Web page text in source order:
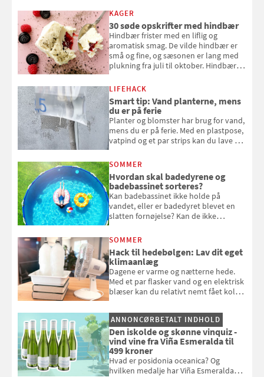
KAGER
30 søde opskrifter med hindbær
Hindbær frister med en liflig og
aromatisk smag. De vilde hindbær er
små og fine, og sæsonen er lang med
plukning fra juli til oktober. Hindbær
kan bruge dine hindbær i alt fra
bagværk og salater til is og syltning.
LIFEHACK
Smart tip: Vand planterne, mens
du er på ferie
Planter og blomster har brug for vand,
mens du er på ferie. Med en plastpose,
vatpind og et par strips kan du lave dit
at bede naboen om at vande eller
SOMMER
Hvordan skal badedyrene og
badebassinet sorteres?
Kan badebassinet ikke holde på
vandet, eller er badedyret blevet en
slatten fornøjelse? Kan de ikke
opmærksom, når du smider
badebassinet eller et badedyr ud
SOMMER
Hack til hedebølgen: Lav dit eget
klimaanlæg
Dagene er varme og nætterne hede.
Med et par flasker vand og en elektrisk
blæser kan du relativt nemt fået koldt
og se, hvordan du gør
ANNONCØRBETALT INDHOLD
Den iskolde og skønne vinquiz -
vind vine fra Viña Esmeralda til
499 kroner
Hvad er posidonia oceanica? Og
hvilken medalje har Viña Esmeralda